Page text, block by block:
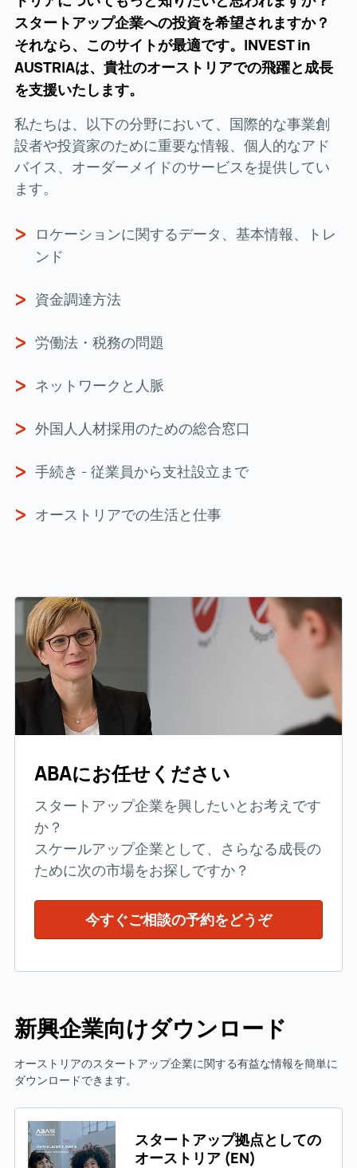
スタートアップ企業への投資を希望されますか？
それなら、このサイトが最適です。INVEST in
AUSTRIAは、貴社のオーストリアでの飛躍と成長
を支援いたします。
私たちは、以下の分野において、国際的な事業創
設者や投資家のために重要な情報、個人的なアド
バイス、オーダーメイドのサービスを提供してい
ます。
ロケーションに関するデータ、基本情報、トレ
ンド
資金調達方法
労働法・税務の問題
ネットワークと人脈
外国人人材採用のための総合窓口
手続き - 従業員から支社設立まで
オーストリアでの生活と仕事
ABAにお任せください
スタートアップ企業を興したいとお考えです
か？
スケールアップ企業として、さらなる成長の
ために次の市場をお探しですか？
今すぐご相談の予約をどうぞ
新興企業向けダウンロード
オーストリアのスタートアップ企業に関する有益な情報を簡単に
ダウンロードできます。
スタートアップ拠点としての
オーストリア (EN)